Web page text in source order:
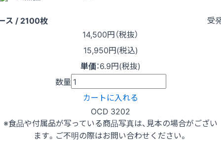
ス / 2100枚
受
14,500円（税抜）
15,950円(税込)
単価：6.9円(税抜)
数量
カートに入れる
OCD 3202
※食品や付属品が写っている商品写真は、見本の場合がござい
ます。ご不明の際はお問い合わせください。